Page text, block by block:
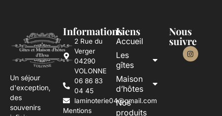
Un séjour
d'exception,
des
souvenirs
Informations
2 Rue du
Verger
04290
VOLONNE
06 86 83
04 45
laminoterie04@gmail.com
Mentions
Liens
Accueil
Les
gîtes
Maison
d’hôtes
Nos
produits
Nous
suivre